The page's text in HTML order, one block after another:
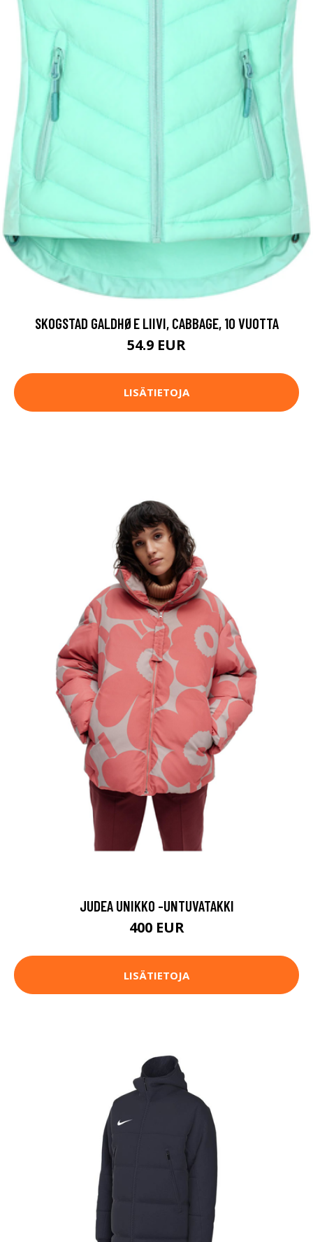
SKOGSTAD GALDHØE LIIVI, CABBAGE, 10 VUOTTA
54.9 EUR
LISÄTIETOJA
JUDEA UNIKKO -UNTUVATAKKI
400 EUR
LISÄTIETOJA